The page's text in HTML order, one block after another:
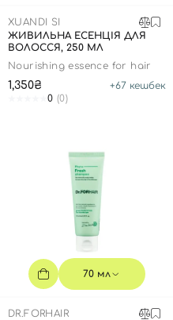
XUANDI SI
ЖИВИЛЬНА ЕСЕНЦІЯ ДЛЯ
ВОЛОССЯ, 250 МЛ
Nourishing essence for hair
1,350₴ +67 кешбек
0 (0)
70 мл
DR.FORHAIR